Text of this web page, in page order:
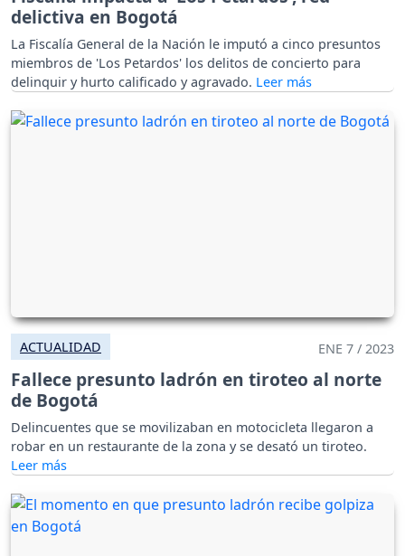
delictiva en Bogotá
La Fiscalía General de la Nación le imputó a cinco presuntos
miembros de 'Los Petardos' los delitos de concierto para
delinquir y hurto calificado y agravado.
ACTUALIDAD ENE 7 / 2023
Fallece presunto ladrón en tiroteo al norte
de Bogotá
Delincuentes que se movilizaban en motocicleta llegaron a
robar en un restaurante de la zona y se desató un tiroteo.